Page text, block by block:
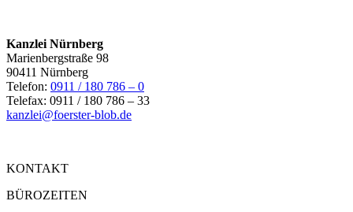
Kanzlei Nürnberg
Marienbergstraße 98
90411 Nürnberg
Telefon: 0911 / 180 786 – 0
Telefax: 0911 / 180 786 – 33
kanzlei@foerster-blob.de
KONTAKT
BÜROZEITEN